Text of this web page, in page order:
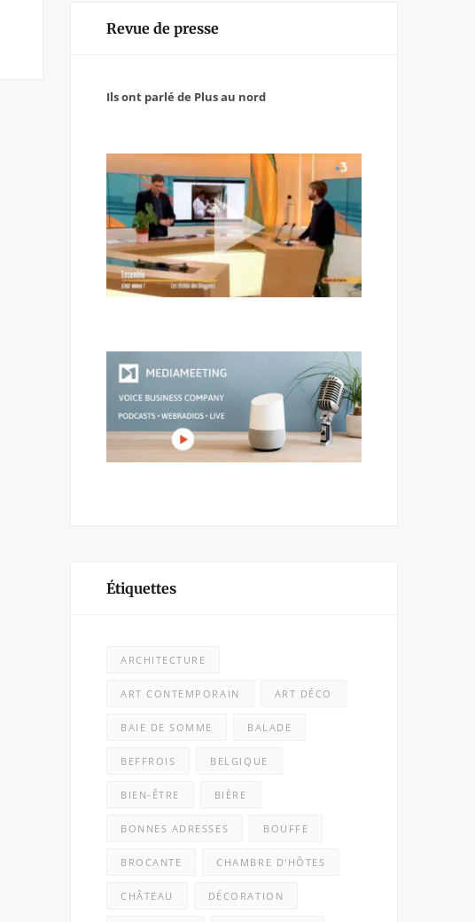
Revue de presse
Ils ont parlé de Plus au nord
Étiquettes
ARCHITECTURE
ART CONTEMPORAIN ART DÉCO
BAIE DE SOMME BALADE
BEFFROIS BELGIQUE
BIEN-ÊTRE BIÈRE
BONNES ADRESSES BOUFFE
BROCANTE CHAMBRE D'HÔTES
CHÂTEAU DÉCORATION